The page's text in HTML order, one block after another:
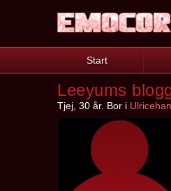
Start
Leeyums
Tjej, 30 år. Bor i